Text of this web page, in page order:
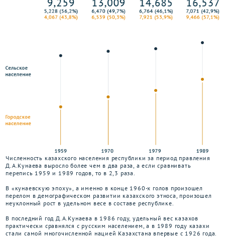
Численность казахского населения республики за период правления
Д.А.Кунаева выросло более чем в два раза, а если сравнивать
перепись 1959 и 1989 годов, то в 2,3 раза.
В «кунаевскую эпоху», а именно в конце 1960-х голов произошел
перелом в демографическом развитии казахского этноса, произошел
неуклонный рост в удельном весе в составе республике.
В последний год Д.А.Кунаева в 1986 году, удельный вес казахов
практически сравнялся с русским населением, а в 1989 году казахи
стали самой многочисленной нацией Казахстана впервые с 1926 года.